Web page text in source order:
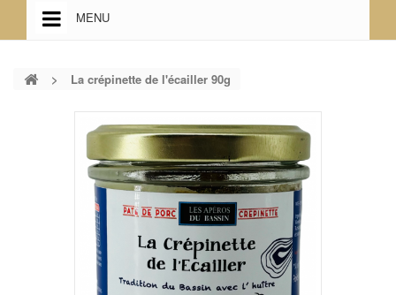
MENU
ACCUEIL
MENTIONS LÉGALES
> La crépinette de l'écailler 90g